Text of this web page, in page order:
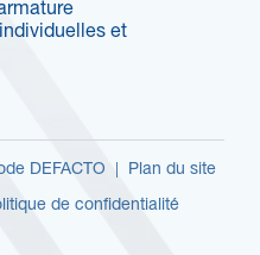
et
DEFACTO Plan du site
de confidentialité